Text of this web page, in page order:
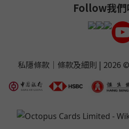
Follow我們
私隱條款｜ 條款及細則 | 2026 ©